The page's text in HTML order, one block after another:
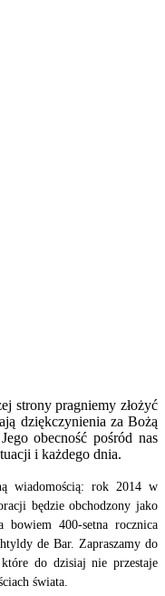
strony pragniemy złożyć
dziękczynienia za Bożą
obecność pośród nas
i każdego dnia.
wiadomością: rok 2014 w
będzie obchodzony jako
bowiem 400-setna rocznica
de Bar. Zapraszamy do
do dzisiaj nie przestaje
świata.